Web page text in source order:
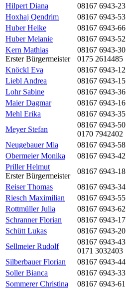
Hilpert Diana
08167 6943-23
Hoxhaj Qendrim
08167 6943-53
Huber Heike
08167 6943-66
Huber Melanie
08167 6943-52
Kern Mathias
Erster Bürgermeister
08167 6943-30
0175 2614485
Knöckl Eva
08167 6943-12
Liebl Andrea
08167 6943-15
Lohr Sabine
08167 6943-36
Maier Dagmar
08167 6943-16
Mehl Erika
08167 6943-35
Meyer Stefan
08167 6943-50
0170 7942402
Neugebauer Mia
08167 6943-58
Obermeier Monika
08167 6943-42
Priller Helmut
Erster Bürgermeister
08167 6943-18
Reiser Thomas
08167 6943-34
Riesch Maximilian
08167 6943-55
Rottmüller Julia
08167 6943-62
Schranner Florian
08167 6943-17
Schütt Lukas
08167 6943-20
Sellmeier Rudolf
08167 6943-43
0171 3032403
Silberbauer Florian
08167 6943-44
Soller Bianca
08167 6943-33
Sommerer Christina
08167 6943-61